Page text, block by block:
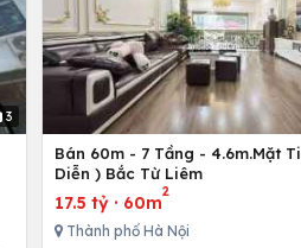
3
Bán 60m - 7 Tầng - 4.6m.Mặt
Diễn ) Bắc Từ Liêm
17.5 tỷ· 60m
2
Thành phố Hà Nội